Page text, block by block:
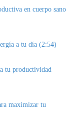
en cuerpo sano
a tu día (2:54)
tu productividad
maximizar tu